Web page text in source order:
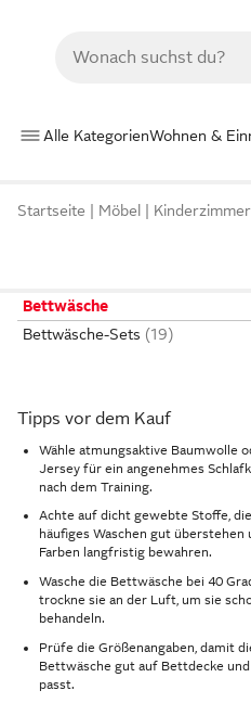
Alle KategorienWohnen &
Startseite Möbel Kinderzimmer
Bettwäsche
Bettwäsche-Sets
Tipps vor dem Kauf
Wähle atmungsaktive Baumwolle
Jersey für ein angenehmes
nach dem Training.
Achte auf dicht gewebte Stoffe, die
häufiges Waschen gut überstehen
Farben langfristig bewahren.
Wasche die Bettwäsche bei 40
trockne sie an der Luft, um sie
behandeln.
Prüfe die Größenangaben, damit
Bettwäsche gut auf Bettdecke und
passt.